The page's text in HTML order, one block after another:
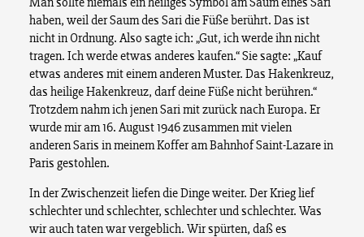
haben, weil der Saum des Sari die Füße berührt. Das ist
nicht in Ordnung. Also sagte ich: „Gut, ich werde ihn nicht
tragen. Ich werde etwas anderes kaufen.“ Sie sagte: „Kauf
etwas anderes mit einem anderen Muster. Das Hakenkreuz,
das heilige Hakenkreuz, darf deine Füße nicht berühren.“
Trotzdem nahm ich jenen Sari mit zurück nach Europa. Er
wurde mir am 16. August 1946 zusammen mit vielen
anderen Saris in meinem Koffer am Bahnhof Saint-Lazare in
Paris gestohlen.
In der Zwischenzeit liefen die Dinge weiter. Der Krieg lief
schlechter und schlechter, schlechter und schlechter. Was
wir auch taten war vergeblich. Wir spürten, daß es